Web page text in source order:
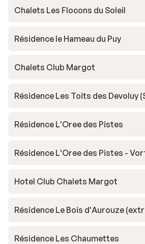
Chalets Les Flocons du Soleil
Résidence le Hameau du Puy
Chalets Club Margot
Résidence Les Toits des Devoluy
Résidence L'Oree des Pistes
Résidence L'Oree des Pistes -
Hotel Club Chalets Margot
Résidence Le Bois d'Aurouze
Résidence Les Chaumettes